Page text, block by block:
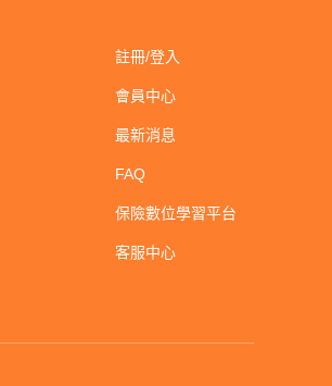
註冊/登入
會員中心
最新消息
FAQ
保險數位學習平台
客服中心